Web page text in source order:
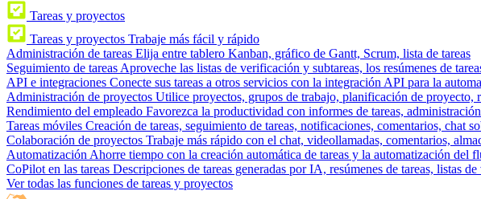
Tareas y proyectos
Tareas y proyectos Trabaje más fácil y rápido
Administración de tareas Elija entre tablero Kanban, gráfico de Gantt, Scrum, lista de tareas
Seguimiento de tareas Aproveche las listas de verificación y subtareas, los resúmenes de
API e integraciones Conecte sus tareas a otros servicios con la integración API para la
Administración de proyectos Utilice proyectos, grupos de trabajo, planificación de proyecto,
Rendimiento del empleado Favorezca la productividad con informes de tareas,
Tareas móviles Creación de tareas, seguimiento de tareas, notificaciones, comentarios, chat
Colaboración de proyectos Trabaje más rápido con el chat, videollamadas, comentarios,
Automatización Ahorre tiempo con la creación automática de tareas y la automatización del
CoPilot en las tareas Descripciones de tareas generadas por IA, resúmenes de tareas, listas
Ver todas las funciones de tareas y proyectos